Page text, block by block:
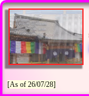
[As of 26/07/28]